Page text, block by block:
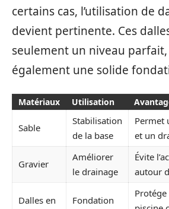
certains cas, l’utilisation de
devient pertinente. Ces
seulement un niveau
également une solide
Matériaux Utilisation
Sable
Stabilisation
de la base
Permet
et un
Gravier
Améliorer
le drainage
Évite
autour
Dalles en
Fondation